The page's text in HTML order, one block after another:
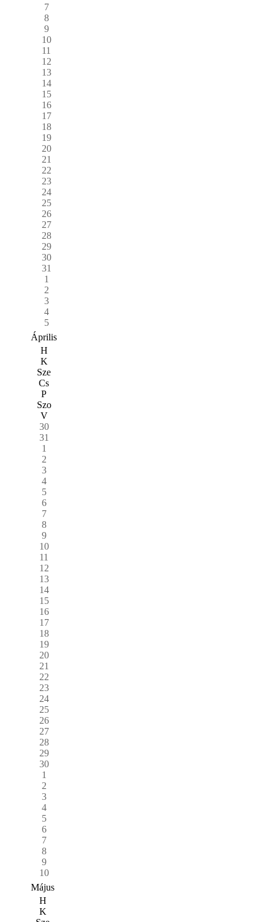
7
8
9
10
11
12
13
14
15
16
17
18
19
20
21
22
23
24
25
26
27
28
29
30
31
1
2
3
4
5
Április
H
K
Sze
Cs
P
Szo
V
30
31
1
2
3
4
5
6
7
8
9
10
11
12
13
14
15
16
17
18
19
20
21
22
23
24
25
26
27
28
29
30
1
2
3
4
5
6
7
8
9
10
Május
H
K